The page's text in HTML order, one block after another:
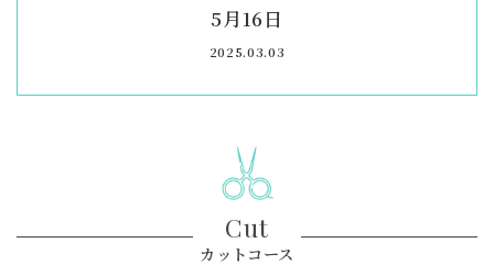
5月16日
2025.03.03
Cut
カットコース